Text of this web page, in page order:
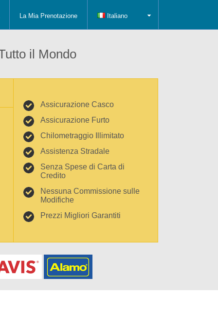
La Mia Prenotazione Italiano
il Mondo
Assicurazione Casco
Assicurazione Furto
Chilometraggio Illimitato
Assistenza Stradale
Senza Spese di Carta di
Credito
Nessuna Commissione sulle
Modifiche
Prezzi Migliori Garantiti